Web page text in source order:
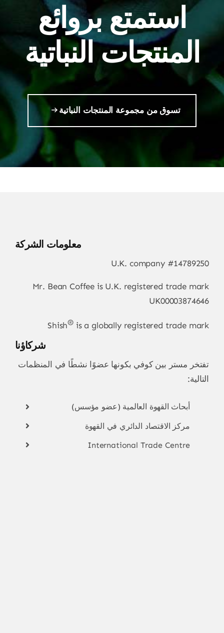
استمتع بروائع
المنتجات النباتية
تسوق من مجموعة المنتجات النباتية
معلومات الشركة
U.K. company #14789250
Mr. Bean Coffee is U.K. registered trade mark
UK00003874646
Shish® is a globally registered trade mark
شركاؤنا
تفتخر مستر بين كوفي بكونها عضوًا نشطًا في المنظمات
التالية:
أبحاث القهوة العالمية (عضو مؤسس)
مركز الاقتصاد الدائري في القهوة
International Trade Centre